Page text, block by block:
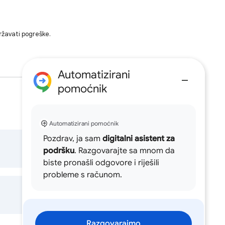
pogreške.
Automatizirani
pomoćnik
Automatizirani pomoćnik
Pozdrav, ja sam digitalni asistent za
podršku. Razgovarajte sa mnom da
biste pronašli odgovore i riješili
probleme s računom.